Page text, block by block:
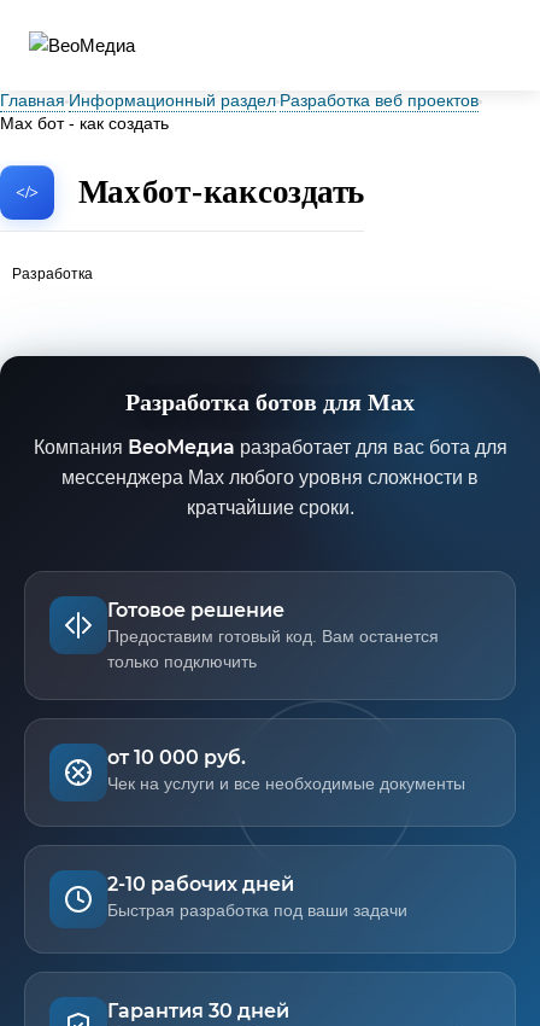
Главная Информационный раздел Разработка веб проектов
Max бот - как создать
Max бот - как создать
Разработка
Разработка ботов для Max
Компания ВеоМедиа разработает для вас бота для
мессенджера Max любого уровня сложности в
кратчайшие сроки.
Готовое решение
Предоставим готовый код. Вам останется
только подключить
от 10 000 руб.
Чек на услуги и все необходимые документы
2-10 рабочих дней
Быстрая разработка под ваши задачи
Гарантия 30 дней